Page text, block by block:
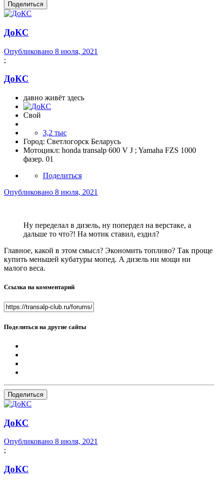
Поделиться
ДоКС
Опубликовано 8 июля, 2021
;
ДоКС
давно живёт здесь
Свой
3,2 тыс
Город: Светлогорск Беларусь
Мотоцикл: honda transalp 600 V J ; Yamaha FZS 1000
фазер. 01
Поделиться
Опубликовано 8 июля, 2021
Ну переделал в дизель, ну попердел на верстаке, а
дальше то что?! На мотик ставил, ездил?
Главное, какой в этом смысл? Экономить топливо? Так проще
купить меньшей кубатуры мопед. А дизель ни мощи ни
малого веса.
Ссылка на комментарий
Поделиться на другие сайты
Поделиться
ДоКС
Опубликовано 8 июля, 2021
;
ДоКС